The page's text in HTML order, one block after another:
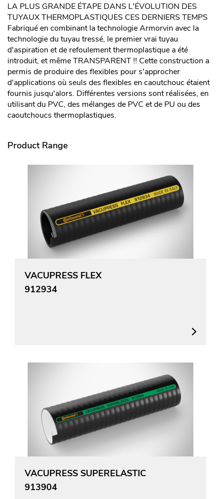
LA PLUS GRANDE ÉTAPE DANS L'ÉVOLUTION DES
TUYAUX THERMOPLASTIQUES CES DERNIERS TEMPS
Fabriqué en combinant la technologie Armorvin avec la
technologie du tuyau tressé, le premier vrai tuyau
d'aspiration et de refoulement thermoplastique a été
introduit, et même TRANSPARENT !! Cette construction a
permis de produire des flexibles pour s'approcher
d'applications où seuls des flexibles en caoutchouc étaient
fournis jusqu'alors. Différentes versions sont réalisées, en
utilisant du PVC, des mélanges de PVC et de PU ou des
caoutchoucs thermoplastiques.
Product Range
VACUPRESS FLEX
912934
VACUPRESS SUPERELASTIC
913904